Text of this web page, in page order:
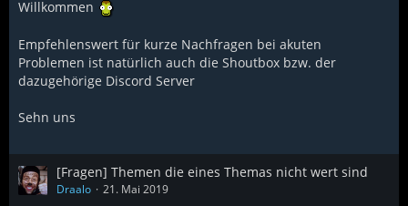
Willkommen
Empfehlenswert für kurze Nachfragen bei akuten
Problemen ist natürlich auch die Shoutbox bzw. der
dazugehörige Discord Server
Sehn uns
[Fragen] Themen die eines Themas nicht wert sind
Draalo 21. Mai 2019